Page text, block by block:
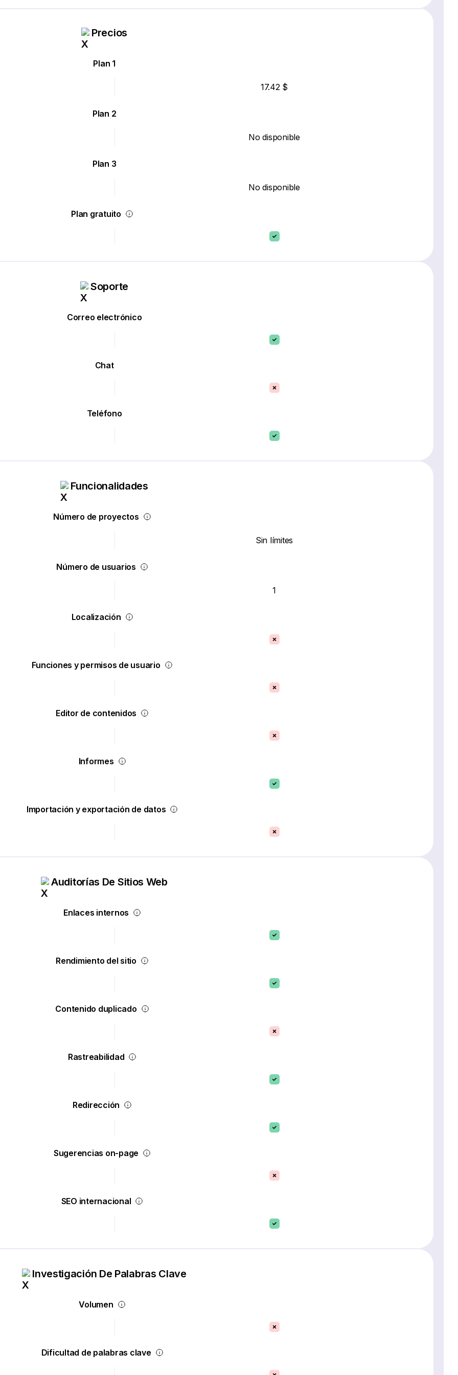
Precios
Plan 1
17.42 $
Plan 2
No disponible
Plan 3
No disponible
Plan gratuito
Soporte
Correo electrónico
Chat
Teléfono
Funcionalidades
Número de proyectos
Sin límites
Número de usuarios
1
Localización
Funciones y permisos de usuario
Editor de contenidos
Informes
Importación y exportación de datos
Auditorías De Sitios Web
Enlaces internos
Rendimiento del sitio
Contenido duplicado
Rastreabilidad
Redirección
Sugerencias on-page
SEO internacional
Investigación De Palabras Clave
Volumen
Dificultad de palabras clave